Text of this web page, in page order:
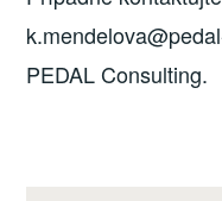
PEDAL Consulting.